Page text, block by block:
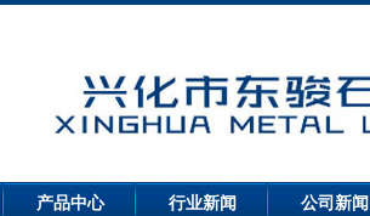
产品中心 行业新闻 公司新闻